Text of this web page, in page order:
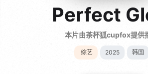
Perfect
本片由茶杯狐cupfox提供
综艺 2025 韩国